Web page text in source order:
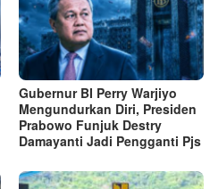
Gubernur BI Perry Warjiyo
Mengundurkan Diri, Presiden
Prabowo Funjuk Destry
Damayanti Jadi Pengganti Pjs